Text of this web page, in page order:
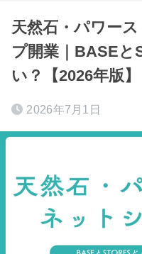
天然石・パワー
プ開業｜BASEと
い？【2026年版】
2026年7月1日